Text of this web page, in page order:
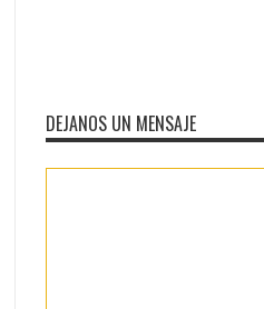
DEJANOS UN MENSAJE